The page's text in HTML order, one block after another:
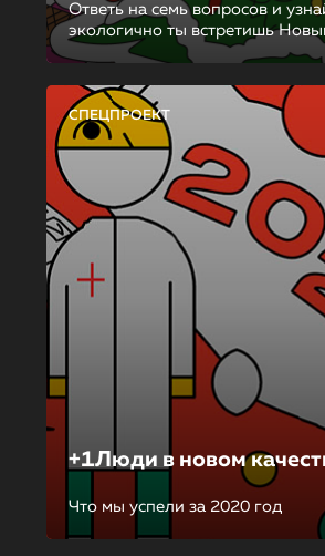
Ответь на семь вопросов и
экологично ты встретишь
СПЕЦПРОЕКТ
+1Люди в новом
Что мы успели за 2020 год